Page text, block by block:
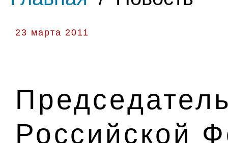
23 марта 2011
Российской